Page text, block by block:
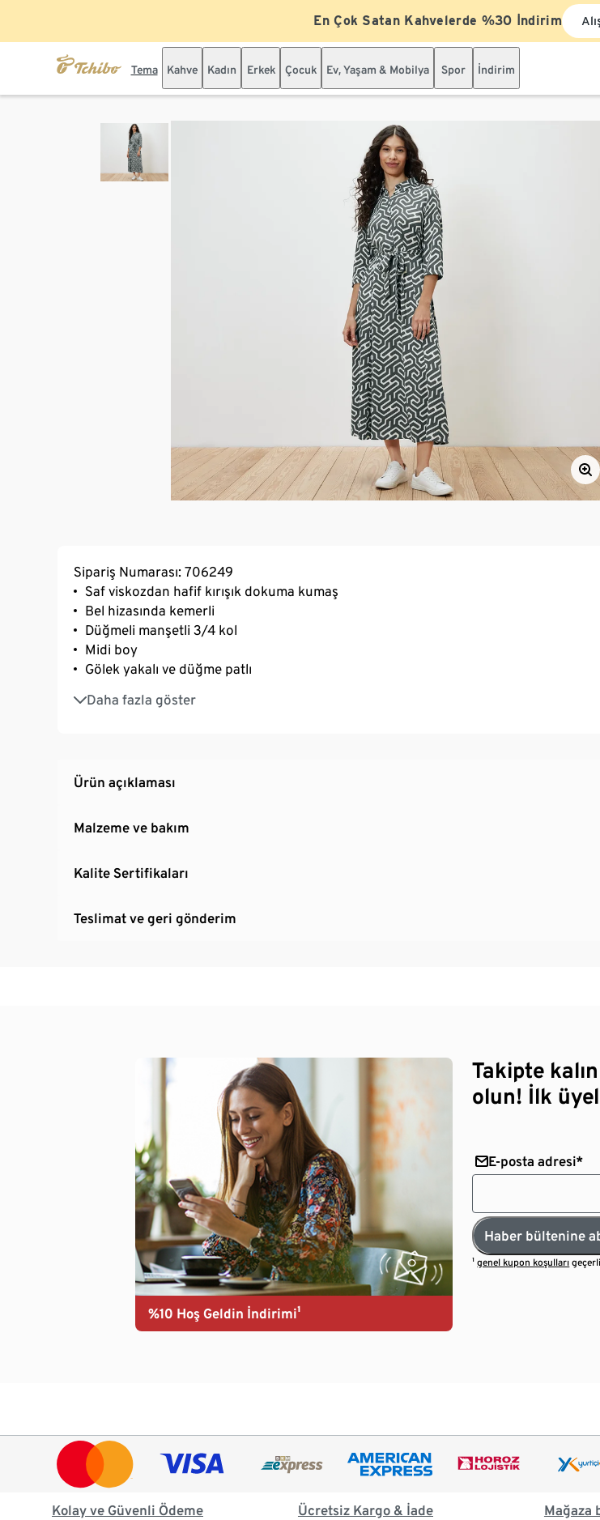
En Çok Satan Kahvelerde %30 İndirim
Tema Kahve Kadın Erkek Çocuk Ev, Yaşam & Mobilya Spor İndirim
Sipariş Numarası: 706249
Saf viskozdan hafif kırışık dokuma kumaş
Bel hizasında kemerli
Düğmeli manşetli 3/4 kol
Midi boy
Gölek yakalı ve düğme patlı
Daha fazla göster
Optimum uyum için göğüs pensleri
Ön ve arka kısımları bölme dikişli
Ürün açıklaması
Malzeme ve bakım
Kalite Sertifikaları
Teslimat ve geri gönderim
%10 Hoş Geldin İndirimi¹
Takipte
olun! İlk
E-posta adresi*
Haber bültenine
¹genel kupon koşulları
Kolay ve Güvenli Ödeme Ücretsiz Kargo & İade Mağaza